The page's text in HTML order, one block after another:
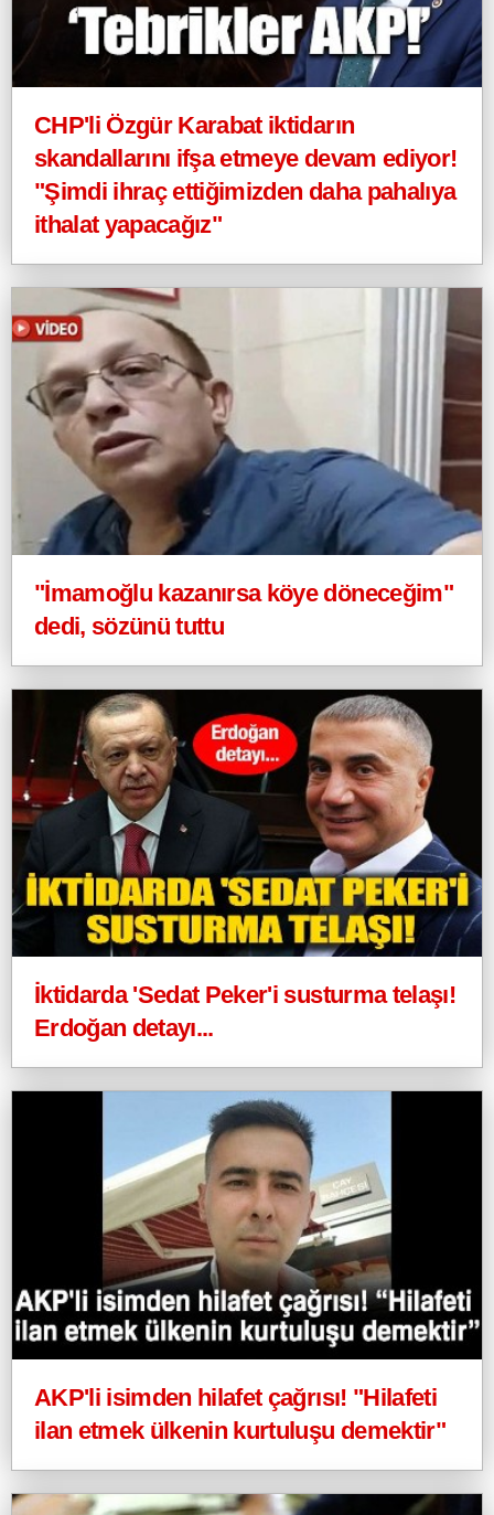
CHP'li Özgür Karabat iktidarın
skandallarını ifşa etmeye devam ediyor!
"Şimdi ihraç ettiğimizden daha pahalıya
ithalat yapacağız"
"İmamoğlu kazanırsa köye döneceğim"
dedi, sözünü tuttu
İktidarda 'Sedat Peker'i susturma telaşı!
Erdoğan detayı...
AKP'li isimden hilafet çağrısı! "Hilafeti
ilan etmek ülkenin kurtuluşu demektir"